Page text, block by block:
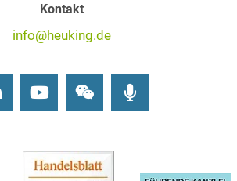
Kontakt
info@heuking.de
LinkedInYoutubeWechat